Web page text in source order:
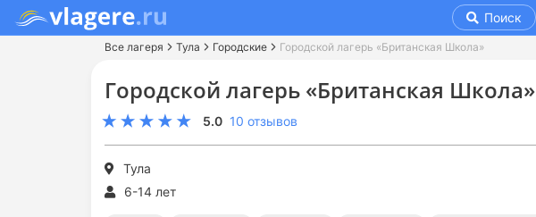
Поиск
Все лагеря Тула Городские Городской лагерь «Британская Школа»
Городской лагерь «Британская Школа»
5.0 10 отзывов
Тула
6-14 лет